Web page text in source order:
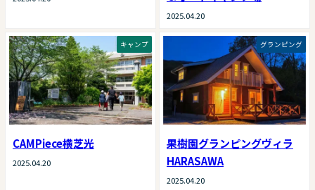
2025.04.20
キャンプ
CAMPiece横芝光
2025.04.20
グランピング
果樹園グランピングヴィラ
HARASAWA
2025.04.20